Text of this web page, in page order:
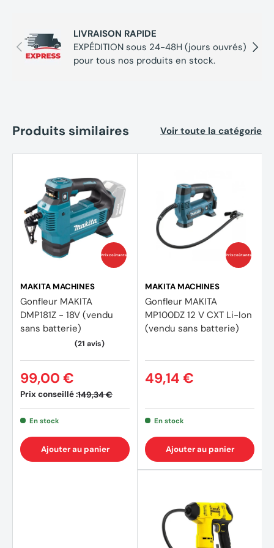
Accessoires
1X Chargeur voiture 12V
Précédent
LIVRAISON RAPIDE
EXPÉDITION sous 24-48H (jours ouvrés)
pour tous nos produits en stock.
Produits similaires Voir toute la catégorie
Prix coûtants
MAKITA MACHINES
Gonfleur MAKITA
DMP181Z - 18V (vendu
sans batterie)
Prix conseillé :149,34 €
99,00 €
En stock
Ajouter au panier
Prix coûtants
MAKITA MACHINES
Gonfleur MAKITA
MP100DZ 12 V CXT Li-Ion
(vendu sans batterie)
49,14 €
En stock
Ajouter au panier